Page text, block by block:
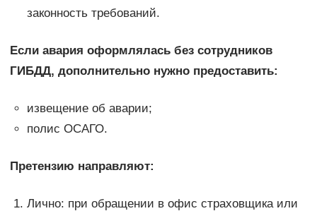
законность требований.
Если авария оформлялась без сотрудников
ГИБДД, дополнительно нужно предоставить:
извещение об аварии;
полис ОСАГО.
Претензию направляют:
Лично: при обращении в офис страховщика или